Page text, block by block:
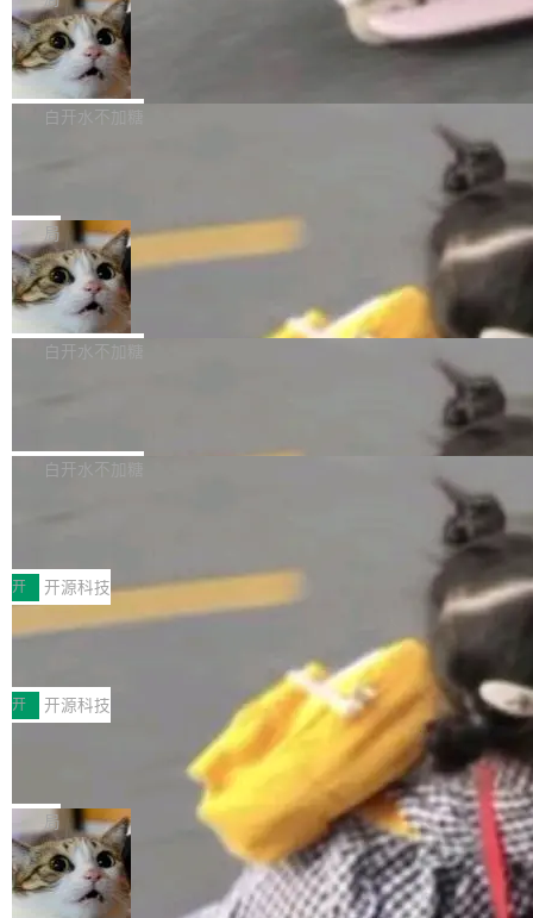
l 迁移或唤醒时，新宿主从 S3 恢复 SQLite 数据
库继续执行。存储库是持久化的唯一真相...
te 17 Pro、OPPO K15，要么是vivo X300 E这
样的次旗舰。 Galaxy Z Fold8 Ultra / Z Fold8 /
Z Flip8三款折叠屏新机均在7月22日发布，且全
部搭载骁龙8 Elite Gen5 for Galaxy，它们本该
本控制系统。目前处于 Early Access 阶段。 De
ltaDB 的核心思路直接写在 landing page 最显
眼的位置：「Software is made between com
mits」——软件是在 commit 之间写出来的。git
是把这段空隙补上。 回退到任何一次编辑：Delt
aDB 捕获 commit 之间的每一次操作，...
SpaceXAI 单季资本开支达 183 亿美元
根据风险投资人Tomer Tunguz 博客（VC 分
析）披露的最新分析与第二季度业绩报告，Spac
微软同期总资本开支的四成。 与亚马逊、Alpha
bet、微软以及 Meta 等传统科技巨头相比，Spa
ceXAI的资金消耗速度尤为引人瞩目。然而，支
撑庞大支出的资金来源却呈现出截然不同的面
貌。数据显示，微软和 Meta 主要依托充沛的经
白开水不加糖
一个在终端里运行的编程 agent；Muse Spark
1.2，驱动这个 agent 的新模型。一句话概括：
你可以用 curl -fsSL https://dev.meta.ai/install.
sh | bash 安装一个能在大项目里自动规划、写
代码、验证结果的 AI 终端工具。 据介绍，Muse
个主 agent 循环，外加一组后台 agent。这些后
局
美团开源 LoHoSearch，用知识图谱校
准 AI 能力认知
机器出题的前提，是让机器拥有全局视野。整个
构建流程可以分为四个环节：建图 → 控制难度
白开水不加糖
库，并将作为transport接入Mooncake TENT。
MPComm将作为一种传输引擎接入Mooncake T
ENT，实现零拷贝传输性能提升30%、非零拷贝
传输性能最高提升5倍。UCL-MPComm底层基
于自研UCL-Engine通信引擎，后续腾讯网平将
持续开源更多基于UCL-Engine的高性能通信组
件。 腾讯网平团队在UCL-MPComm中实现了一
个独立于业务线程的全局通信引擎（Engine），
白开水不加糖
型案例入选名单》，深信服“面向企业研发场景的
开源 AI 编程平台 CoStrict 应用”凭借卓越的技术
创新与落地成效成功入选。 全链路私有化部署，
助力企业AI研发安全落地 当前，越来越多企业已
经开始引入 AI Coding 工具，通过调用公有云模
型或企业内部部署模型提升研发效率。但随着 AI
Coding 从个人辅助工具逐步走向团队级、组织
级应用，企业在规模化落地过程中，对安全性、
可控性和代码质量提出了更高要求。 首先是数据
安全与合规要求。对于大多数普通研发场景，公
有云模型能够满足快速试用和效率提升的需求。
但对于金融、能源、医疗等对数据安全要求较...
开 开源科技
深信服AI算力网关入选工信部人工智能
前不久，工业和信息化部正式发布《2025年人工
智能应用典型案例名单》，集中展示人工智能在
各领域的应用成果，覆盖技术底座、行业赋能、
产品应用、支撑保障、专题等五大方向。深信服
AI算力网关（AI创新平台）成功入选！ 随着各行
各业的Agent走向规模化建设，算力构成形态逐
渐丰富，用户关注的重点也在发生变化：不只是
让AI用起来，还要进一步看清混合算力时代下，
Token花在哪里、算力是否被充分利用，以及持
开 开源科技
Jeff Dean 离开 Google：一个时代的结
束，一个实验室的开始
Google 员工编号 20。MapReduce 作者之一。
Bigtable 作者之一。TensorFlow 的作者之一。
Gemini 的架构师。Google 首席科学家。 Jeff D
ean 在 Google 工作了 27 年后，宣布离职。 他
不是一个人走。一同离开的还有 Sanjay Ghema
局
🔥 SolonCode v2026.8.4 发布：界面
字体可调、22 种语言、记忆搜索增强
打开终端就能上岗的全中文编码智能体，这一轮